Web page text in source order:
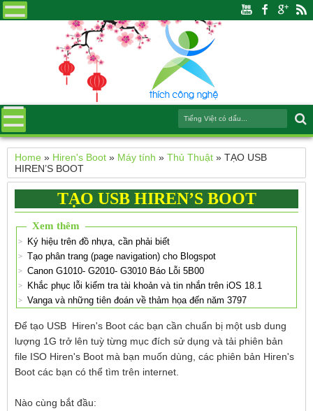
Home » Hiren's Boot » Máy tính »Thủ Thuật »TẠO USB
HIREN’S BOOT
TẠO USB HIREN’S BOOT
Xem thêm
Ký hiệu trên đồ nhựa, cần phải biết
Tạo phân trang (page navigation) cho Blogspot
Canon G1010- G2010- G3010 Báo Lỗi 5B00
Khắc phục lỗi kiểm tra tài khoản và tin nhắn trên iOS 18.1
Vanga và những tiên đoán về thảm họa đến năm 3797
Để tạo USB Hiren's Boot các bạn cần chuẩn bị một usb dung
lượng 1G trở lên tuỳ từng mục đích sử dụng và tải phiên bản
file ISO Hiren's Boot mà bạn muốn dùng, các phiên bản Hiren's
Boot các bạn có thể tìm trên internet.
Nào cùng bắt đầu: